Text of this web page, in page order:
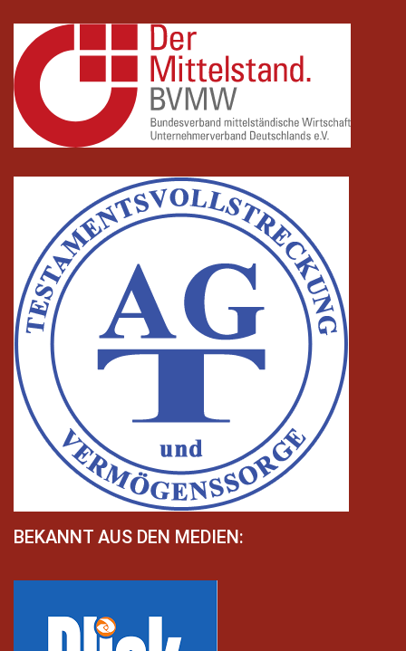
BEKANNT AUS DEN MEDIEN: